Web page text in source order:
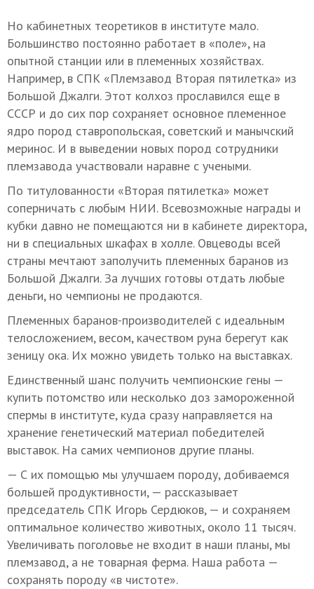
Но кабинетных теоретиков в институте мало.
Большинство постоянно работает в «поле», на
опытной станции или в племенных хозяйствах.
Например, в СПК «Племзавод Вторая пятилетка» из
Большой Джалги. Этот колхоз прославился еще в
СССР и до сих пор сохраняет основное племенное
ядро пород ставропольская, советский и манычский
меринос. И в выведении новых пород сотрудники
племзавода участвовали наравне с учеными.
По титулованности «Вторая пятилетка» может
соперничать с любым НИИ. Всевозможные награды и
кубки давно не помещаются ни в кабинете директора,
ни в специальных шкафах в холле. Овцеводы всей
страны мечтают заполучить племенных баранов из
Большой Джалги. За лучших готовы отдать любые
деньги, но чемпионы не продаются.
Племенных баранов-производителей с идеальным
телосложением, весом, качеством руна берегут как
зеницу ока. Их можно увидеть только на выставках.
Единственный шанс получить чемпионские гены —
купить потомство или несколько доз замороженной
спермы в институте, куда сразу направляется на
хранение генетический материал победителей
выставок. На самих чемпионов другие планы.
— С их помощью мы улучшаем породу, добиваемся
большей продуктивности, — рассказывает
председатель СПК Игорь Сердюков, — и сохраняем
оптимальное количество животных, около 11 тысяч.
Увеличивать поголовье не входит в наши планы, мы
племзавод, а не товарная ферма. Наша работа —
сохранять породу «в чистоте».